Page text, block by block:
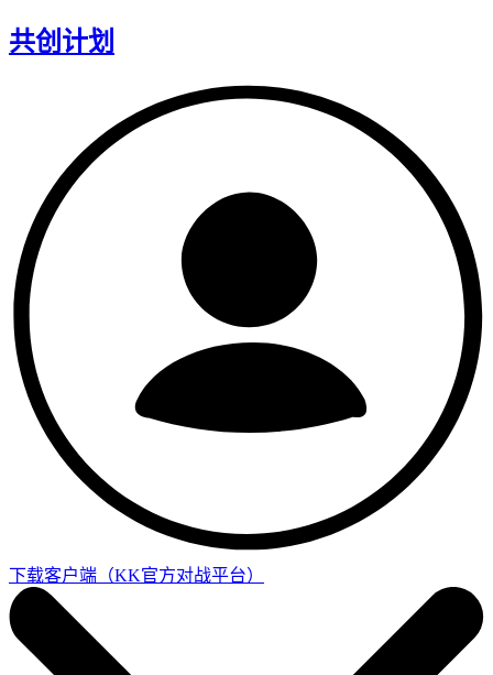
共创计划
下载客户端 （KK官方对战平台）